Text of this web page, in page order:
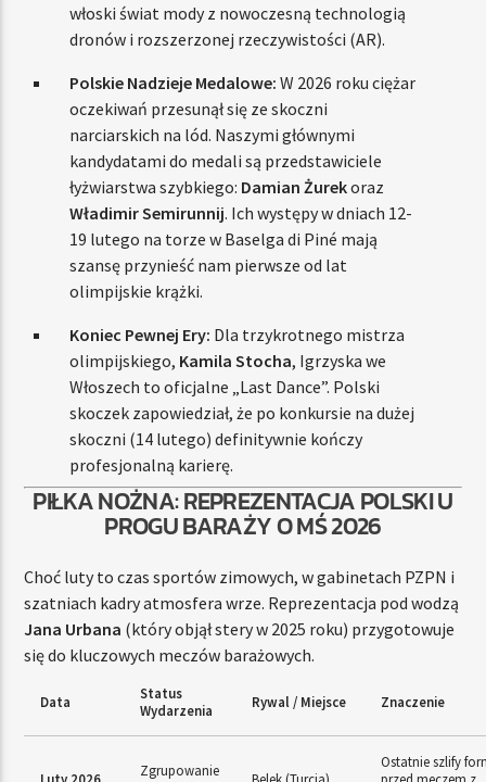
włoski świat mody z nowoczesną technologią
dronów i rozszerzonej rzeczywistości (AR).
Polskie Nadzieje Medalowe: W 2026 roku ciężar
oczekiwań przesunął się ze skoczni
narciarskich na lód. Naszymi głównymi
kandydatami do medali są przedstawiciele
łyżwiarstwa szybkiego: Damian Żurekoraz
Władimir Semirunnij. Ich występy w dniach 12-
19 lutego na torze w Baselga di Piné mają
szansę przynieść nam pierwsze od lat
olimpijskie krążki.
Koniec Pewnej Ery: Dla trzykrotnego mistrza
olimpijskiego, Kamila Stocha, Igrzyska we
Włoszech to oficjalne „Last Dance”. Polski
skoczek zapowiedział, że po konkursie na dużej
skoczni (14 lutego) definitywnie kończy
profesjonalną karierę.
PIŁKA NOŻNA: REPREZENTACJA POLSKI U
PROGU BARAŻY O MŚ 2026
Choć luty to czas sportów zimowych, w gabinetach PZPN i
szatniach kadry atmosfera wrze. Reprezentacja pod wodzą
Jana Urbana (który objął stery w 2025 roku) przygotowuje
się do kluczowych meczów barażowych.
Data
Status
Wydarzenia
Rywal / Miejsce Znaczenie
Luty 2026
Zgrupowanie
Belek (Turcja)
Ostatnie szlify
przed meczem z